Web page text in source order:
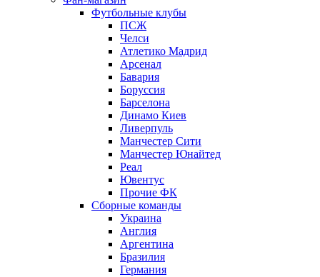
Футбольные клубы
ПСЖ
Челси
Атлетико Мадрид
Арсенал
Бавария
Боруссия
Барселона
Динамо Киев
Ливерпуль
Манчестер Сити
Манчестер Юнайтед
Реал
Ювентус
Прочие ФК
Сборные команды
Украина
Англия
Аргентина
Бразилия
Германия